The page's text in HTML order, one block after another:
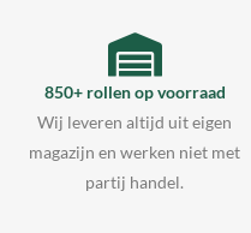
850+ rollen op voorraad
Wij leveren altijd uit eigen
magazijn en werken niet met
partij handel.